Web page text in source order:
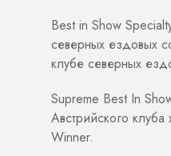
Best in Show
северных ездовых
клубе северных
Supreme Best In
Австрийского клуба
Winner.